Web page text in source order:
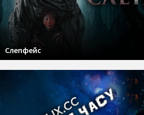
Слепфейс